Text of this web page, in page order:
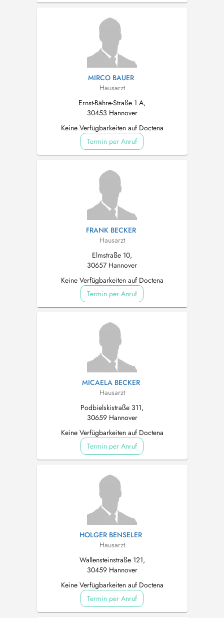
MIRCO BAUER
Hausarzt
Ernst-Bähre-Straße 1 A,
30453 Hannover
Keine Verfügbarkeiten auf Doctena
Termin per Anruf
FRANK BECKER
Hausarzt
Elmstraße 10,
30657 Hannover
Keine Verfügbarkeiten auf Doctena
Termin per Anruf
MICAELA BECKER
Hausarzt
Podbielskistraße 311,
30659 Hannover
Keine Verfügbarkeiten auf Doctena
Termin per Anruf
HOLGER BENSELER
Hausarzt
Wallensteinstraße 121,
30459 Hannover
Keine Verfügbarkeiten auf Doctena
Termin per Anruf